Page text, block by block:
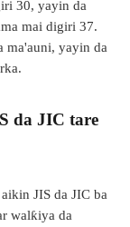
30, yayin da
mai digiri 37.
ma'auni, yayin da
da JIC tare
JIS da JIC ba
walƙiya da